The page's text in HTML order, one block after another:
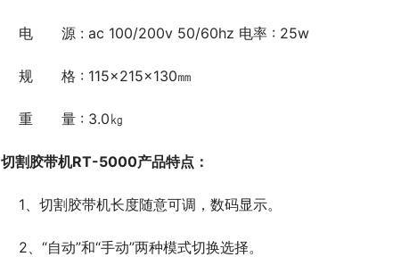
	电　　源 : ac 100/200v 50/60hz 电率 : 25w
	规　　格 : 115×215×130㎜
	重　　量 : 3.0㎏
切割胶带机RT-5000产品特点：
	1、切割胶带机长度随意可调，数码显示。
	2、“自动”和“手动”两种模式切换选择。